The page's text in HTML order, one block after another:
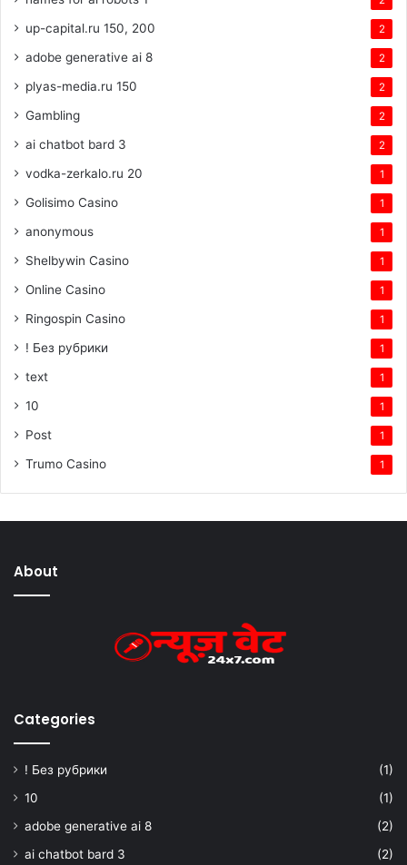
up-capital.ru 150, 200 2
adobe generative ai 8 2
plyas-media.ru 150 2
Gambling 2
ai chatbot bard 3 2
vodka-zerkalo.ru 20 1
Golisimo Casino 1
anonymous 1
Shelbywin Casino 1
Online Casino 1
Ringospin Casino 1
! Без рубрики 1
text 1
10 1
Post 1
Trumo Casino 1
About
Categories
! Без рубрики
(1)
10
(1)
adobe generative ai 8
(2)
ai chatbot bard 3
(2)